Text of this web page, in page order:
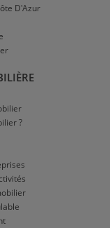
D'Azur
?